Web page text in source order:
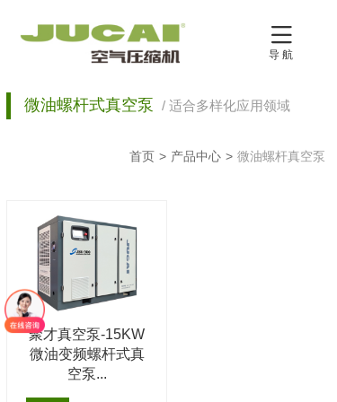

导 航
微油螺杆式真空泵 / 适合多样化应用领域
首页 > 产品中心 > 微油螺杆真空泵
聚才真空泵-15KW
微油变频螺杆式真
空泵...